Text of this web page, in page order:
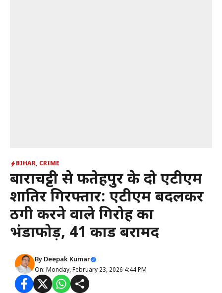
BIHAR, CRIME
बाराचट्टी से फतेहपुर के दो एटीएम
शातिर गिरफ्तार: एटीएम बदलकर
ठगी करने वाले गिरोह का
भंडाफोड़, 41 कार्ड बरामद
By Deepak Kumar
On: Monday, February 23, 2026 4:44 PM